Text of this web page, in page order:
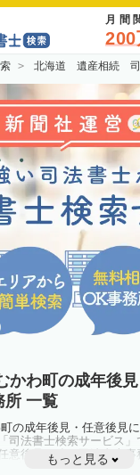
月間
200
北海道 遺産相続 司
かわ町の成年後
所 一覧
の成年後見・任意後見
司法書士検索サービス
意後見に強い司法書士
ブルやお悩みを抱えてい
もっと見る